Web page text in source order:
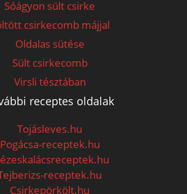
Sóágyon sült csirke
csirkecomb májjal
Oldalas sütése
Sült csirkecomb
Virsli tésztában
receptes oldalak
Tojásleves.hu
Pogácsa-receptek.hu
receptek.hu
Csirkepörkölt.hu